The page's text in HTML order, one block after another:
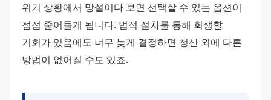
위기 상황에서 망설이다 보면 선택할 수 있는 옵션이
점점 줄어들게 됩니다. 법적 절차를 통해 회생할
기회가 있음에도 너무 늦게 결정하면 청산 외에 다른
방법이 없어질 수도 있죠.